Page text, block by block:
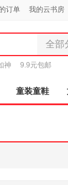
订单 我的云书房
全部
全部分
图书
电子书
神 9.9元包邮
童装童鞋